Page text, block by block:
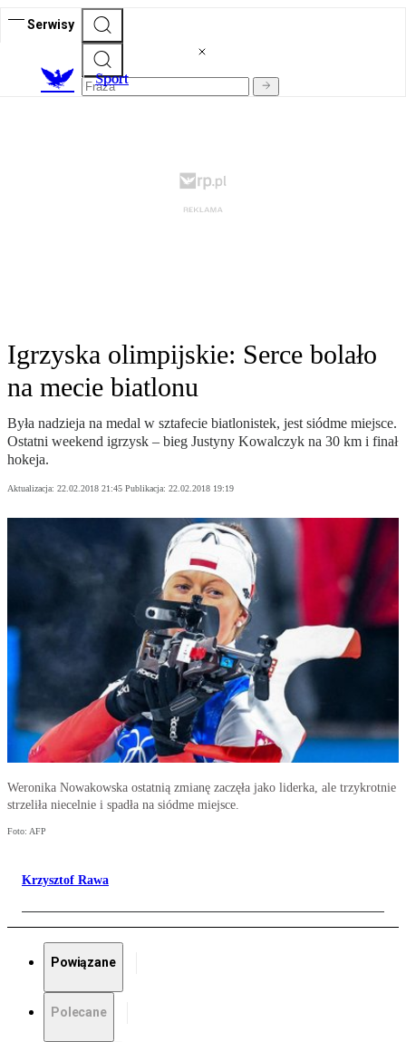
Serwisy
Sport
Igrzyska olimpijskie: Serce bolało
na mecie biatlonu
Była nadzieja na medal w sztafecie biatlonistek, jest siódme miejsce.
Ostatni weekend igrzysk – bieg Justyny Kowalczyk na 30 km i finał
hokeja.
Aktualizacja: 22.02.2018 21:45 Publikacja: 22.02.2018 19:19
Weronika Nowakowska ostatnią zmianę zaczęła jako liderka, ale trzykrotnie
strzeliła niecelnie i spadła na siódme miejsce.
Foto: AFP
Krzysztof Rawa
Powiązane
Polecane